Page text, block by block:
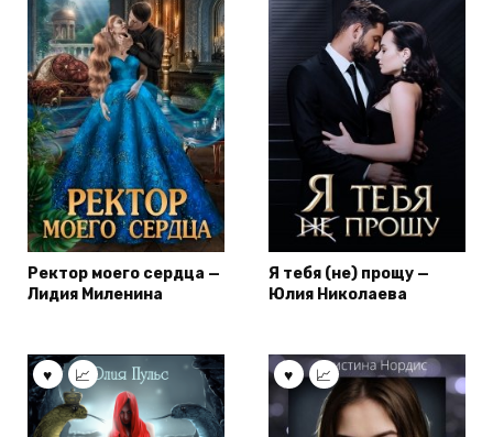
Ректор моего сердца —
Лидия Миленина
Я тебя (не) прощу —
Юлия Николаева